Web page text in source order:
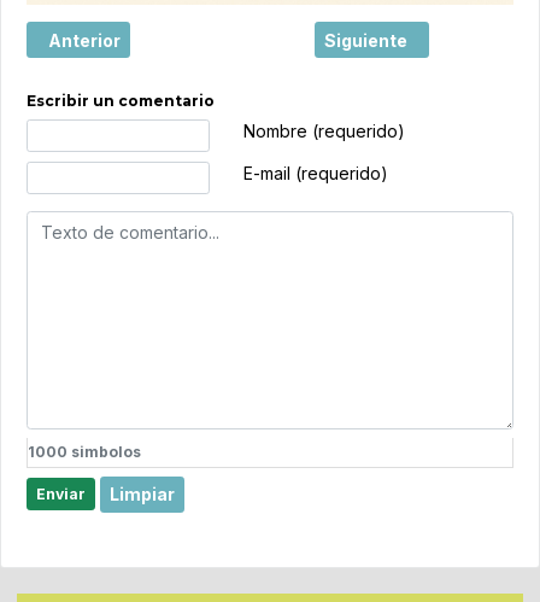
Artículo anterior: Top 5 Experiencias en el Pirineo de
Anterior Artículo siguiente:
Siguiente
Escribir un comentario
Nombre (requerido)
E-mail (requerido)
1000 simbolos
Enviar Limpiar